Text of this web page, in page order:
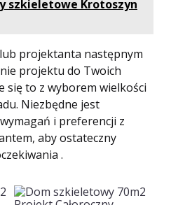
szkieletowe Krotoszyn
projektanta następnym
projektu do Twoich
się to z wyborem wielkości
Niezbędne jest
i preferencji z
aby ostateczny
.